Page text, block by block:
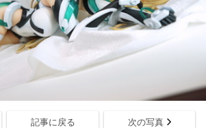
記事に戻る 次の写真